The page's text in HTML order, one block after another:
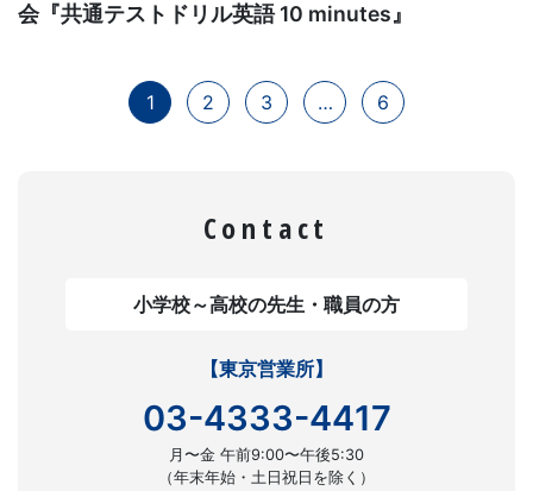
会『共通テストドリル英語 10 minutes』
1 2 3 … 6
Contact
小学校～高校の先生・職員の方
【東京営業所】
03-4333-4417
月〜金 午前9:00〜午後5:30
（年末年始・土日祝日を除く）